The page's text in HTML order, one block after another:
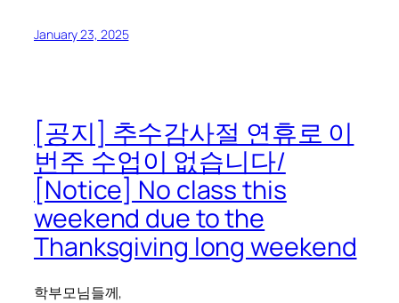
January 23, 2025
[공지] 추수감사절 연휴로 이
번주 수업이 없습니다/
[Notice] No class this
weekend due to the
Thanksgiving long weekend
학부모님들께,